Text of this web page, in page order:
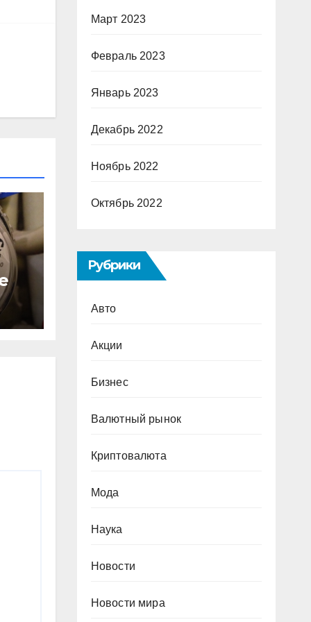
Март 2023
Февраль 2023
Январь 2023
Декабрь 2022
Ноябрь 2022
Октябрь 2022
Рубрики
Авто
Акции
Бизнес
Валютный рынок
Криптовалюта
Мода
Наука
Новости
Новости мира